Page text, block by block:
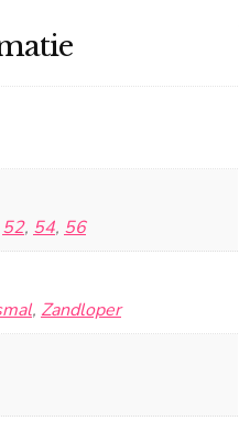
52, 54, 56
, Zandloper